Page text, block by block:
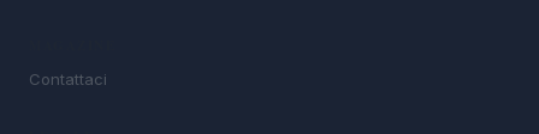
Contattaci